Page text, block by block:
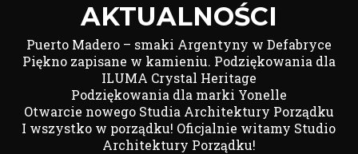
AKTUALNOŚCI
Puerto Madero – smaki Argentyny w Defabryce
Piękno zapisane w kamieniu. Podziękowania dla
ILUMA Crystal Heritage
Podziękowania dla marki Yonelle
Otwarcie nowego Studia Architektury Porządku
I wszystko w porządku! Oficjalnie witamy Studio
Architektury Porządku!